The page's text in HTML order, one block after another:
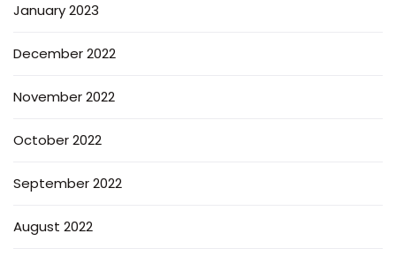
January 2023
December 2022
November 2022
October 2022
September 2022
August 2022